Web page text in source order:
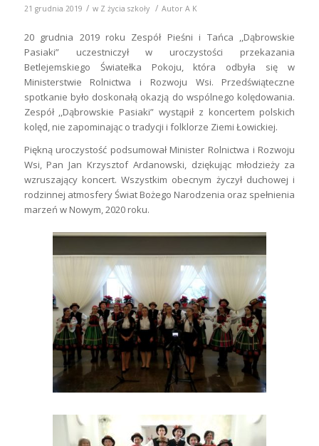
21 grudnia 2019 / w Z życia szkoły / Autor A K
20 grudnia 2019 roku Zespół Pieśni i Tańca ,,Dąbrowskie
Pasiaki” uczestniczył w uroczystości przekazania
Betlejemskiego Światełka Pokoju, która odbyła się w
Ministerstwie Rolnictwa i Rozwoju Wsi. Przedświąteczne
spotkanie było doskonałą okazją do wspólnego kolędowania.
Zespół ,,Dąbrowskie Pasiaki” wystąpił z koncertem polskich
kolęd, nie zapominając o tradycji i folklorze Ziemi Łowickiej.
Piękną uroczystość podsumował Minister Rolnictwa i Rozwoju
Wsi, Pan Jan Krzysztof Ardanowski, dziękując młodzieży za
wzruszający koncert. Wszystkim obecnym życzył duchowej i
rodzinnej atmosfery Świat Bożego Narodzenia oraz spełnienia
marzeń w Nowym, 2020 roku.